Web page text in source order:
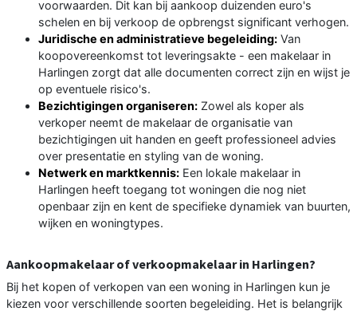
voorwaarden. Dit kan bij aankoop duizenden euro's
schelen en bij verkoop de opbrengst significant verhogen.
Juridische en administratieve begeleiding: Van
koopovereenkomst tot leveringsakte - een makelaar in
Harlingen zorgt dat alle documenten correct zijn en wijst je
op eventuele risico's.
Bezichtigingen organiseren: Zowel als koper als
verkoper neemt de makelaar de organisatie van
bezichtigingen uit handen en geeft professioneel advies
over presentatie en styling van de woning.
Netwerk en marktkennis: Een lokale makelaar in
Harlingen heeft toegang tot woningen die nog niet
openbaar zijn en kent de specifieke dynamiek van buurten,
wijken en woningtypes.
Aankoopmakelaar of verkoopmakelaar in Harlingen?
Bij het kopen of verkopen van een woning in Harlingen kun je
kiezen voor verschillende soorten begeleiding. Het is belangrijk